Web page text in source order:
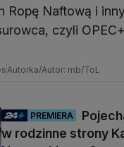
Ropę Naftową i
czyli
Autorka/Autor: mb/ToL
PREMIERA
w rodzinne strony